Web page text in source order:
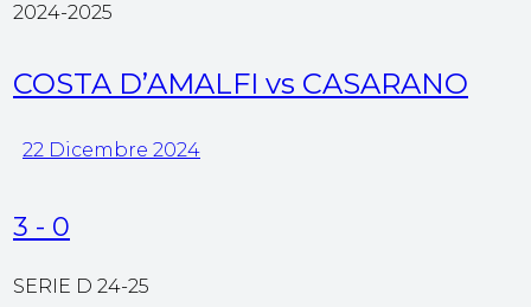
2024-2025
COSTA D’AMALFI vs CASARANO
22 Dicembre 2024
3 - 0
SERIE D 24-25